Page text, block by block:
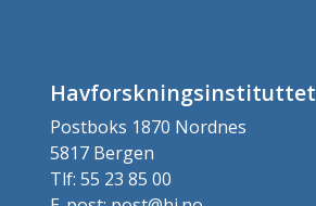
Havforskningsinstituttet
Postboks 1870 Nordnes
5817 Bergen
Tlf: 55 23 85 00